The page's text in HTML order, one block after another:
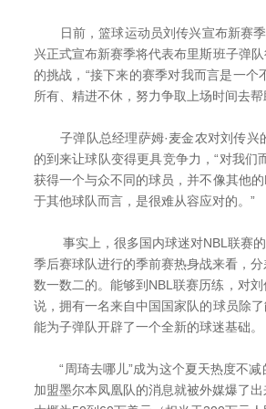
日前，篮球运动员刘传兴宣布新赛季
兴正式宣布新赛季将代表布里斯班子弹
的挑战，“接下来的赛季对我而言是一
所有、精进不休，努力争取上场时间去帮
子弹队总经理萨姆·麦金农对刘传兴
的到来让球队变得更具竞争力，“对我
获得一个与众不同的球员，并不像其他
于其他球队而言，是很难从容应对的。”
事实上，很多国内球迷对NBL联赛的
季后赛球队进行的季前赛热身战来看，
数一数二的。能够到NBL联赛历练，对
说，拥有一名来自中国国家队的球员除
能为子弹队开辟了一个全新的球迷基础。
“周琦去哪儿”成为这个夏天热度不减
加盟墨尔本凤凰队的消息就被外媒爆了